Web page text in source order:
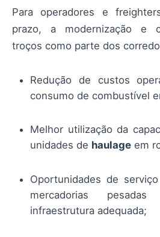
Para operadores e
prazo, a modernização e
troços como parte dos
Redução de custos
consumo de combustível
Melhor utilização da
unidades de haulage em
Oportunidades de
mercadorias
infraestrutura adequada;